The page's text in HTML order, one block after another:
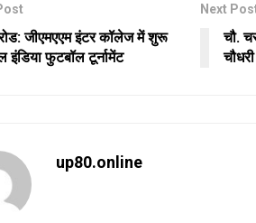
जीएमएएम इंटर कॉलेज में शुरू
फुटबॉल टूर्नामेंट
Next
चौ.
up80.online